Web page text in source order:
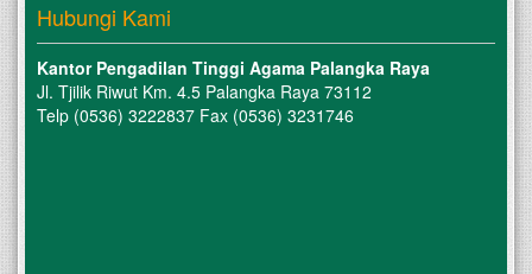
Hubungi Kami
Kantor Pengadilan Tinggi Agama Palangka Raya
Jl. Tjilik Riwut Km. 4.5 Palangka Raya 73112
Telp (0536) 3222837 Fax (0536) 3231746